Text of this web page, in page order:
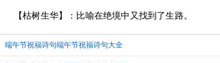
【枯树生华】：比喻在绝境中又找到了生路。
端午节祝福诗句端午节祝福诗句大全